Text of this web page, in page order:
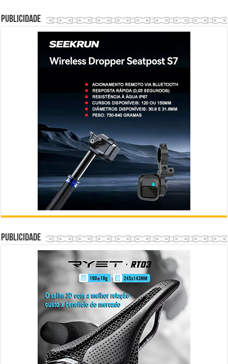
Publicidade
Publicidade